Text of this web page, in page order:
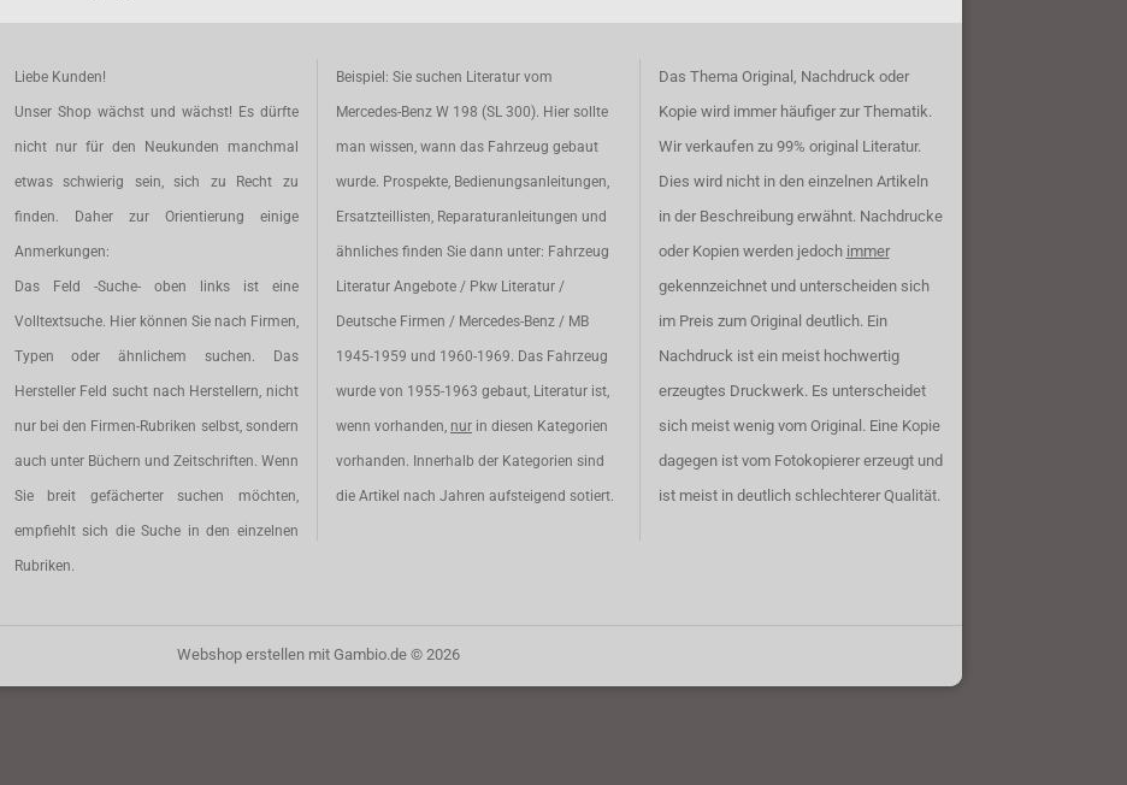
Liebe Kunden!
Unser Shop wächst und wächst! Es dürfte
nicht nur für den Neukunden manchmal
etwas schwierig sein, sich zu Recht zu
finden. Daher zur Orientierung einige
Anmerkungen:
Das Feld -Suche- oben links ist eine
Volltextsuche. Hier können Sie nach Firmen,
Typen oder ähnlichem suchen. Das
Hersteller Feld sucht nach Herstellern, nicht
nur bei den Firmen-Rubriken selbst, sondern
auch unter Büchern und Zeitschriften. Wenn
Sie breit gefächerter suchen möchten,
empfiehlt sich die Suche in den einzelnen
Rubriken.
Beispiel: Sie suchen Literatur vom
Mercedes-Benz W 198 (SL 300). Hier sollte
man wissen, wann das Fahrzeug gebaut
wurde. Prospekte, Bedienungsanleitungen,
Ersatzteillisten, Reparaturanleitungen und
ähnliches finden Sie dann unter: Fahrzeug
Literatur Angebote / Pkw Literatur /
Deutsche Firmen / Mercedes-Benz / MB
1945-1959 und 1960-1969. Das Fahrzeug
wurde von 1955-1963 gebaut, Literatur ist,
wenn vorhanden, nur in diesen Kategorien
vorhanden. Innerhalb der Kategorien sind
die Artikel nach Jahren aufsteigend sotiert.
Das Thema Original, Nachdruck oder
Kopie wird immer häufiger zur Thematik.
Wir verkaufen zu 99% original Literatur.
Dies wird nicht in den einzelnen Artikeln
in der Beschreibung erwähnt. Nachdrucke
oder Kopien werden jedoch immer
gekennzeichnet und unterscheiden sich
im Preis zum Original deutlich. Ein
Nachdruck ist ein meist hochwertig
erzeugtes Druckwerk. Es unterscheidet
sich meist wenig vom Original. Eine Kopie
dagegen ist vom Fotokopierer erzeugt und
ist meist in deutlich schlechterer Qualität.
Webshop erstellenmit Gambio.de © 2026